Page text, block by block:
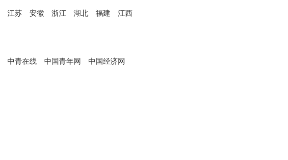
江苏 安徽 浙江 湖北 福建 江西
中青在线 中国青年网 中国经济网